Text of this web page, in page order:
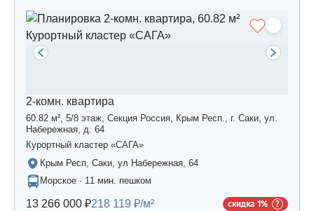
2-комн. квартира
60.82 м², 5/8 этаж, Секция Россия, Крым Респ., г. Саки, ул.
Набережная, д. 64
Курортный кластер «САГА»
Крым Респ, Саки, ул Набережная, 64
Морское · 11 мин. пешком
13 266 000 ₽218 119 ₽/м² скидка 1%